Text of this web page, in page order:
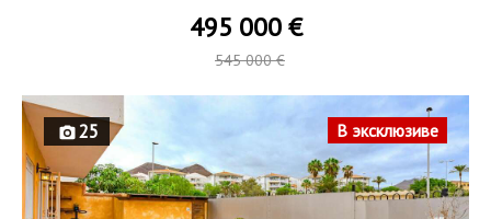
495 000 €
545 000 €
25 В эксклюзиве